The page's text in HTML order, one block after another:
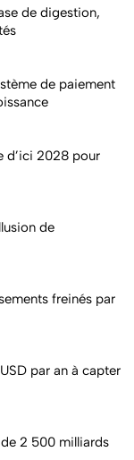
de digestion,
de paiement
d’ici 2028 pour
de
freinés par
par an à capter
2 500 milliards